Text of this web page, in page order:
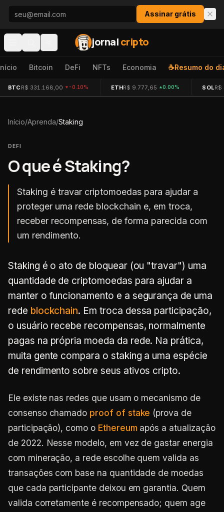
Pular para o conteúdo
Assinar grátis
jornalcripto
Bitcoin DeFi NFTs Economia ☕Resumo do
BTC R$ 331.168,00 -0.10% ETHR$ 9.777,65 0.00% SOL
Início/Aprenda/Staking
DEFI
O que éStaking?
Staking é travar criptomoedas para ajudar a
proteger uma rede blockchain e, em troca,
receber recompensas, de forma parecida com
um rendimento.
Staking é o ato de bloquear (ou "travar") uma
quantidade de criptomoedas para ajudar a
manter o funcionamento e a segurança de uma
rede blockchain. Em troca dessa participação,
o usuário recebe recompensas, normalmente
pagas na própria moeda da rede. Na prática,
muita gente compara o staking a uma espécie
de rendimento sobre seus ativos cripto.
Ele existe nas redes que usam o mecanismo de
consenso chamado proof of stake (prova de
participação), como o Ethereumapós a atualização
de 2022. Nesse modelo, em vez de gastar energia
com mineração, a rede escolhe quem valida as
transações com base na quantidade de moedas
que cada participante deixou em garantia. Quem
valida corretamente é recompensado; quem age